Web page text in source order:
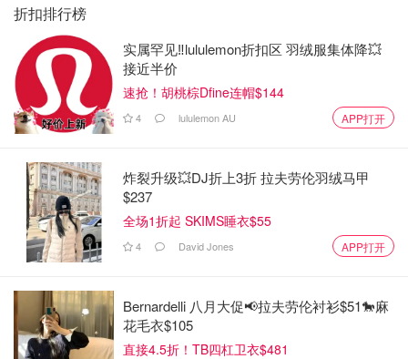
折扣排行榜
实属罕见‼️lululemon折扣区 羽绒服集体降💥
接近半价
速抢！胡桃棕Dfine连帽$144
4 lululemon AU APP打开
炸裂升级💥DJ折上3折 拉夫劳伦羽绒马甲
$237
全场1折起 SKIMS睡衣$55
4 David Jones APP打开
Bernardelli 八月大促📢拉夫劳伦衬衫$51🐎麻
花毛衣$105
直接4.5折！TB四杠卫衣$481